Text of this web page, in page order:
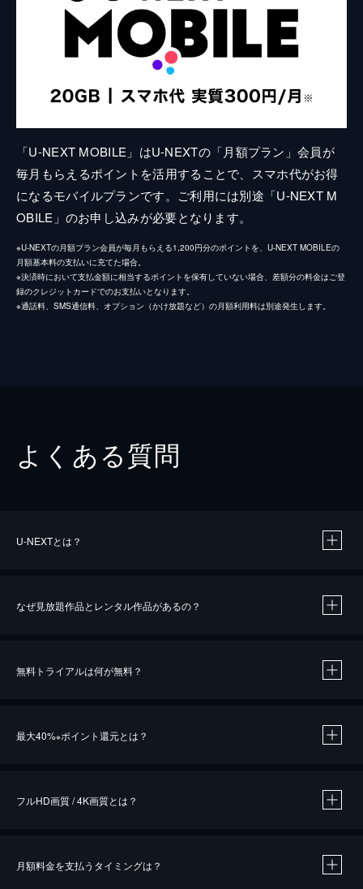
「U-NEXT MOBILE」はU-NEXTの「月額プラン」会員が
毎月もらえるポイントを活用することで、スマホ代がお得
になるモバイルプランです。ご利用には別途「U-NEXT M
OBILE」のお申し込みが必要となります。
※U-NEXTの月額プラン会員が毎月もらえる1,200円分のポイントを、U-NEXT MOBILEの
月額基本料の支払いに充てた場合。
※決済時において支払金額に相当するポイントを保有していない場合、差額分の料金はご登
録のクレジットカードでのお支払いとなります。
※通話料、SMS通信料、オプション（かけ放題など）の月額利用料は別途発生します。
よくある質問
U-NEXTとは？
なぜ見放題作品とレンタル作品があるの？
無料トライアルは何が無料？
最大40%※ポイント還元とは？
※40％ポイント還元の対象は、クレジットカード決済による作品の購入 / レンタルです。
フルHD画質 / 4K画質とは？
月額料金を支払うタイミングは？